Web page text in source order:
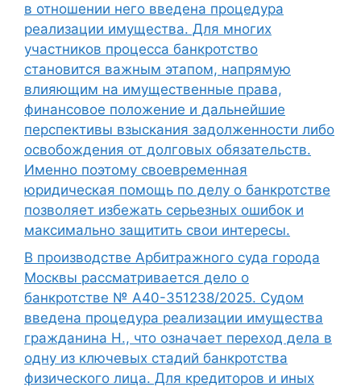
в отношении него введена процедура
реализации имущества. Для многих
участников процесса банкротство
становится важным этапом, напрямую
влияющим на имущественные права,
финансовое положение и дальнейшие
перспективы взыскания задолженности либо
освобождения от долговых обязательств.
Именно поэтому своевременная
юридическая помощь по делу о банкротстве
позволяет избежать серьезных ошибок и
максимально защитить свои интересы.
В производстве Арбитражного суда города
Москвы рассматривается дело о
банкротстве № А40-351238/2025. Судом
введена процедура реализации имущества
гражданина Н., что означает переход дела в
одну из ключевых стадий банкротства
физического лица. Для кредиторов и иных